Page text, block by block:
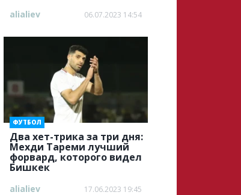
alialiev 06.07.2023 14:54
Два хет-трика за три дня:
Мехди Тареми лучший
форвард, которого видел
Бишкек
ФУТБОЛ
alialiev 17.06.2023 19:45